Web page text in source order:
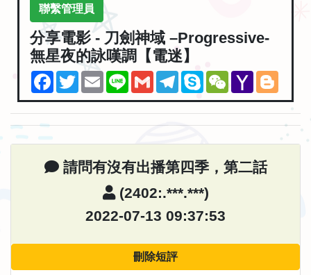
聯繫管理員
分享電影 - 刀劍神域 –Progressive-
無星夜的詠嘆調【電迷】
Facebook
TwitterEmailLine GmailTelegramSkypeWeChatYahoo
Mail
請問有沒有出播第四季，第二話
(2402:.***.***)
2022-07-13 09:37:53
刪除短評